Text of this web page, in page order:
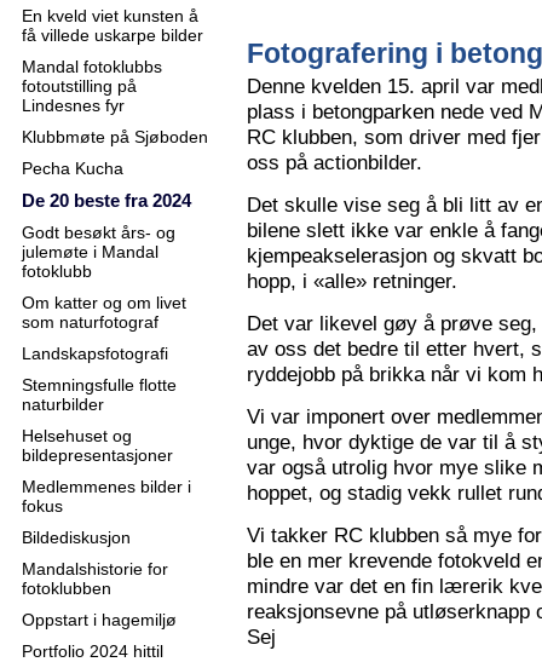
En kveld viet kunsten å
få villede uskarpe bilder
Mandal fotoklubbs
fotoutstilling på
Lindesnes fyr
Klubbmøte på Sjøboden
Pecha Kucha
De 20 beste fra 2024
Godt besøkt års- og
julemøte i Mandal
fotoklubb
Om katter og om livet
som naturfotograf
Landskapsfotografi
Stemningsfulle flotte
naturbilder
Helsehuset og
bildepresentasjoner
Medlemmenes bilder i
fokus
Bildediskusjon
Mandalshistorie for
fotoklubben
Oppstart i hagemiljø
Portfolio 2024 hittil
Fotografering i
Denne kvelden 15. april var
plass i betongparken nede ved
RC klubben, som driver med
oss på actionbilder.
Det skulle vise seg å bli litt av
bilene slett ikke var enkle å
kjempeakselerasjon og skvatt
hopp, i «alle» retninger.
Det var likevel gøy å prøve
av oss det bedre til etter hvert,
ryddejobb på brikka når vi kom
Vi var imponert over
unge, hvor dyktige de var til å
var også utrolig hvor mye slike
hoppet, og stadig vekk rullet
Vi takker RC klubben så mye
ble en mer krevende fotokveld
mindre var det en fin lærerik
reaksjonsevne på utløserknapp
Sej